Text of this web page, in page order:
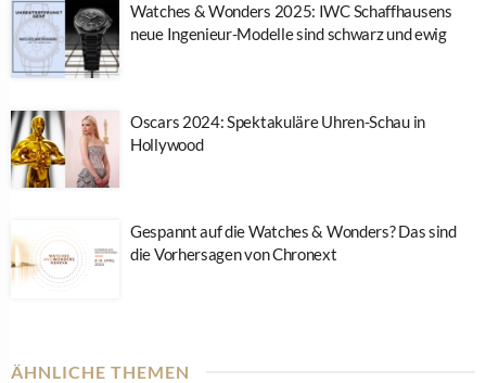
Watches & Wonders 2025: IWC Schaffhausens
neue Ingenieur-Modelle sind schwarz und ewig
Oscars 2024: Spektakuläre Uhren-Schau in
Hollywood
Gespannt auf die Watches & Wonders? Das sind
die Vorhersagen von Chronext
ÄHNLICHE THEMEN